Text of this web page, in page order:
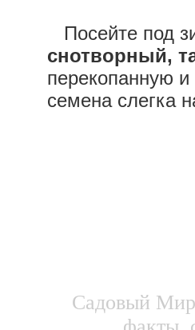
Посейте под
снотворный,
перекопанную
семена слегка
Садовый